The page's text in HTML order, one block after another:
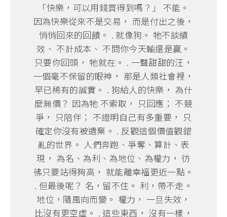
「快樂，可以用錢買得到嗎？」 不能。
因為快樂從來不是交易， 而是付出之後，
悄悄回來的回饋。 . 就像狗。 牠不談績
效、 不計成本、 不問你今天輸還是贏。
只要你回頭， 牠就在。 . 一聲甜甜的汪，
一個毫不保留的眼神， 那是人類社會裡，
早已稀有的誠實。 . 狗給人的快樂， 為什
麼無價？ 因為牠 不索取， 只回應； 不競
爭， 只陪伴； 不證明自己有多重要， 只
確定你沒有被遺棄。 . 反觀這個價值觀錯
亂的世界。 人們奔跑、爭奪、算計、表
現， 為名、為利、為地位、為權力， 彷
彿只要站得夠高， 就能離幸福更近一點。
. 但最後呢？ 名，留不住。 利，帶不走。
地位，隨風向而變。 權力， 一旦失效，
比沒有更空虛。 . 這些東西， 沒有一樣，